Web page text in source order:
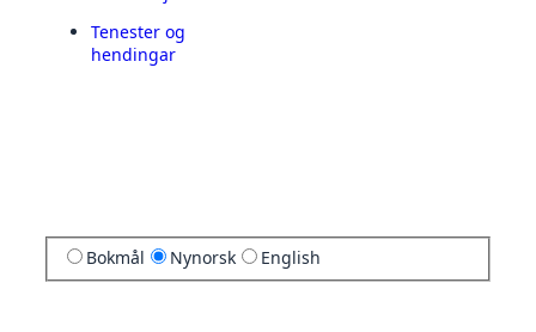
Tenester og
hendingar
Bokmål Nynorsk English